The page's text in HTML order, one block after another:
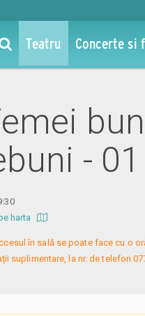
Teatru Concerte si
-
harta
în sală se poate face cu o
suplimentare, la nr. de telefon